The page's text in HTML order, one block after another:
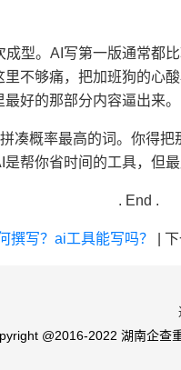
型。AI写第一版通常都
里不够痛，把加班狗的心
好的那部分内容逼出来。
凑概率最高的词。你得
帮你省时间的工具，但
. End .
撰写？ai工具能写吗？
@2016-2022 湖南企查